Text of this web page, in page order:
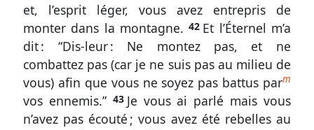
et, l’esprit léger, vous avez entrepris de
monter dans la montagne.42 Et l’Éternel m’a
dit : “Dis-leur : Ne montez pas, et ne
combattez pas (car je ne suis pas au milieu de
vous) afin que vous ne soyez pas battus parm
vos ennemis.” 43 Je vous ai parlé mais vous
n’avez pas écouté ; vous avez été rebelles au